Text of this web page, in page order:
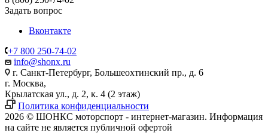
Задать вопрос
Вконтакте
+7 800 250-74-02
info@shonx.ru
г. Санкт-Петербург, Большеохтинский пр., д. 6
г. Москва,
Крылатская ул., д. 2, к. 4 (2 этаж)
Политика конфиденциальности
2026 © ШОНКС моторспорт - интернет-магазин. Информация
на сайте не является публичной офертой